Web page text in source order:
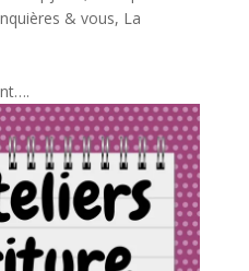
& vous, La